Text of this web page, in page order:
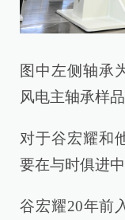
图中左侧轴承
风电主轴承样
对于谷宏耀和
要在与时俱进中
谷宏耀20年前